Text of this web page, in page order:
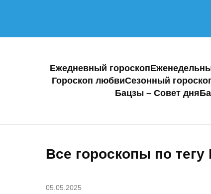
Ежедневный гороскоп
Гороскоп любвиСезонный
Бацзы – Совет дня
Все гороскопы по тегу
05.05.2025